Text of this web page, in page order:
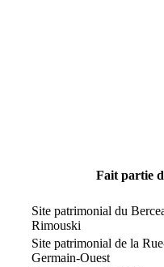
Fait partie
Site patrimonial du
Rimouski
Site patrimonial de la
Germain-Ouest